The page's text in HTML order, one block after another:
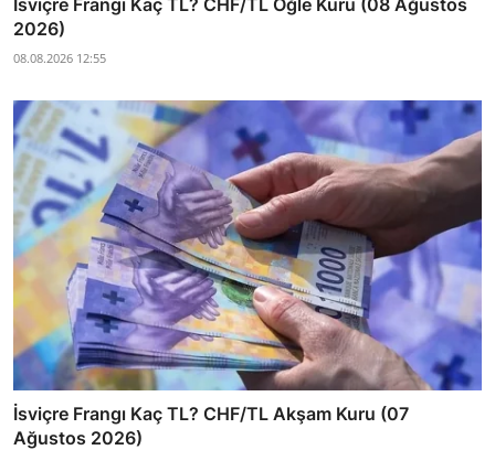
İsviçre Frangı Kaç TL? CHF/TL Öğle Kuru (08 Ağustos
2026)
08.08.2026 12:55
İsviçre Frangı Kaç TL? CHF/TL Akşam Kuru (07
Ağustos 2026)